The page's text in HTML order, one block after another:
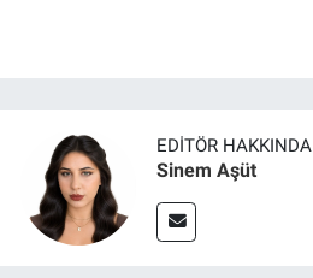
EDITÖR HAKKINDA
Sinem Aşüt